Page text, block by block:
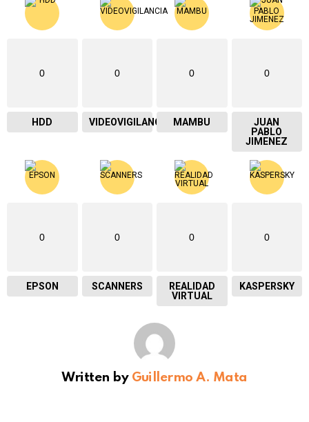
0
HDD
0
VIDEOVIGILANCIA
0
MAMBU
0
JUAN
PABLO
JIMENEZ
0
EPSON
0
SCANNERS
0
REALIDAD
VIRTUAL
0
KASPERSKY
Written by Guillermo A. Mata